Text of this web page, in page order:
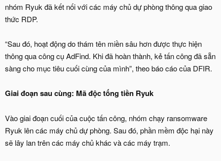
nhóm Ryuk đã kết nối với các máy chủ dự phòng thông qua giao
thức RDP.
“Sau đó, hoạt động do thám tên miền sâu hơn được thực hiện
thông qua công cụ AdFind. Khi đã hoàn thành, kẻ tấn công đã sẵn
sàng cho mục tiêu cuối cùng của mình”, theo báo cáo của DFIR.
Giai đoạn sau cùng: Mã độc tống tiền Ryuk
Vào giai đoạn cuối của cuộc tấn công, nhóm chạy ransomware
Ryuk lên các máy chủ dự phòng. Sau đó, phần mềm độc hại này
sẽ lây lan trên các máy chủ khác và các máy trạm.